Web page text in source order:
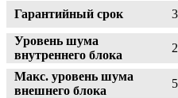
Гарантийный срок
Уровень шума
внутреннего блока
Макс. уровень шума
внешнего блока